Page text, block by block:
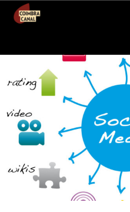
CONTEÚDO